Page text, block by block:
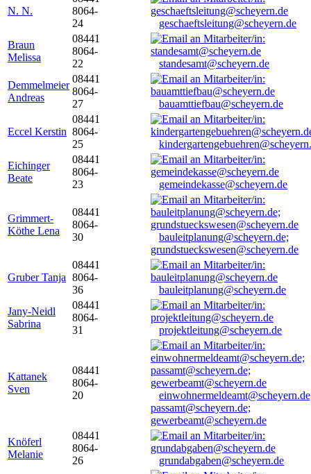
N. N.
8064-
24
geschaeftsleitung@scheyern.de
Braun
Melissa
08441
8064-
22
standesamt@scheyern.de
Demmelmeier
Andreas
08441
8064-
27
bauamttiefbau@scheyern.de
Eccel Kerstin
08441
8064-
25
Eichinger
Beate
08441
8064-
23
gemeindekasse@scheyern.de
Grimmert-
Köthe Lena
08441
8064-
30
bauleitplanung@scheyern.de;
grundstueckswesen@scheyern.de
Gruber Tanja
08441
8064-
36
bauleitplanung@scheyern.de
Jany-Neidl
Sabrina
08441
8064-
31
projektleitung@scheyern.de
Kattanek
Sven
08441
8064-
20
passamt@scheyern.de;
gewerbeamt@scheyern.de
Knöferl
Melanie
08441
8064-
26
grundabgaben@scheyern.de